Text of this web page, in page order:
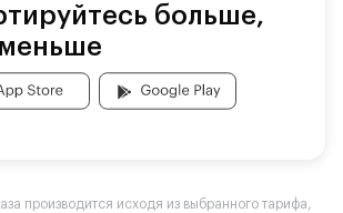
больше,
производится исходя из выбранного тарифа,